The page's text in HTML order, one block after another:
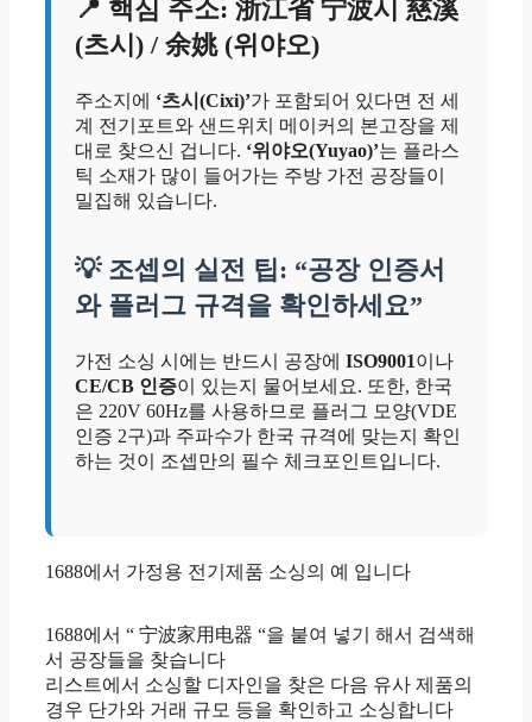
📍 핵심 주소: 浙江省 宁波시 慈溪
(츠시) / 余姚 (위야오)
주소지에 ‘츠시(Cixi)’가 포함되어 있다면 전 세
계 전기포트와 샌드위치 메이커의 본고장을 제
대로 찾으신 겁니다. ‘위야오(Yuyao)’는 플라스
틱 소재가 많이 들어가는 주방 가전 공장들이
밀집해 있습니다.
💡 조셉의 실전 팁: “공장 인증서
와 플러그 규격을 확인하세요”
가전 소싱 시에는 반드시 공장에 ISO9001이나
CE/CB 인증이 있는지 물어보세요. 또한, 한국
은 220V 60Hz를 사용하므로 플러그 모양(VDE
인증 2구)과 주파수가 한국 규격에 맞는지 확인
하는 것이 조셉만의 필수 체크포인트입니다.
1688에서 가정용 전기제품 소싱의 예 입니다
1688에서 “ 宁波家用电器 “을 붙여 넣기 해서 검색해
서 공장들을 찾습니다
리스트에서 소싱할 디자인을 찾은 다음 유사 제품의
경우 단가와 거래 규모 등을 확인하고 소싱합니다